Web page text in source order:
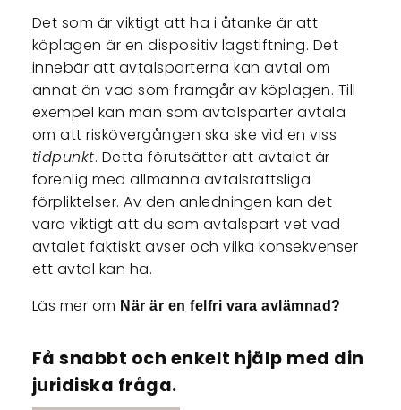
Det som är viktigt att ha i åtanke är att
köplagen är en dispositiv lagstiftning. Det
innebär att avtalsparterna kan avtal om
annat än vad som framgår av köplagen. Till
exempel kan man som avtalsparter avtala
om att riskövergången ska ske vid en viss
tidpunkt. Detta förutsätter att avtalet är
förenlig med allmänna avtalsrättsliga
förpliktelser. Av den anledningen kan det
vara viktigt att du som avtalspart vet vad
avtalet faktiskt avser och vilka konsekvenser
ett avtal kan ha.
Läs mer om När är en felfri vara avlämnad?
Få snabbt och enkelt hjälp med din
juridiska fråga.